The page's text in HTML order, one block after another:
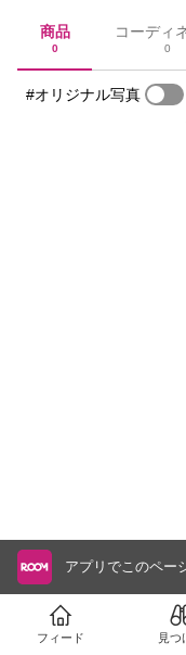
商品
0
コーディ
0
#オリジナル写真
アプリでこのペー
フィード 見つ